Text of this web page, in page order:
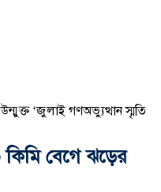
‘জুলাই গণঅভ্যুত্থান স্মৃতি জাদুঘর
কিমি বেগে ঝড়ের